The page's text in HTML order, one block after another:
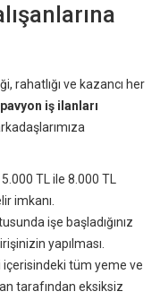
rahatlığı ve kazancı her
iş ilanları
TL ile 8.000 TL
imkanı.
işe başladığınız
yapılması.
içerisindeki tüm yeme ve
tarafından eksiksiz